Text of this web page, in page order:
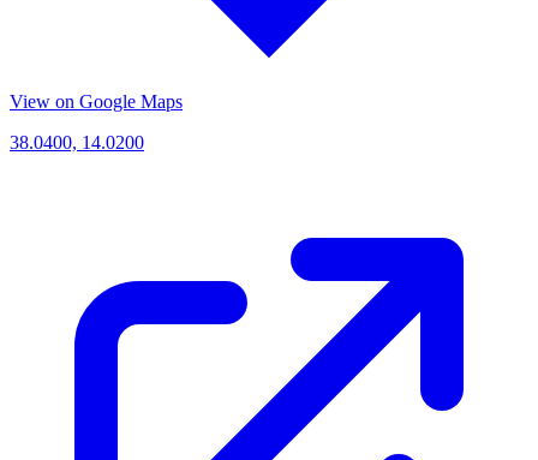
View on Google Maps
38.0400, 14.0200